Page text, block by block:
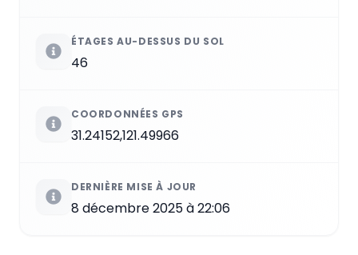
ÉTAGES AU-DESSUS DU SOL
46
COORDONNÉES GPS
31.24152,121.49966
DERNIÈRE MISE À JOUR
8 décembre 2025 à 22:06